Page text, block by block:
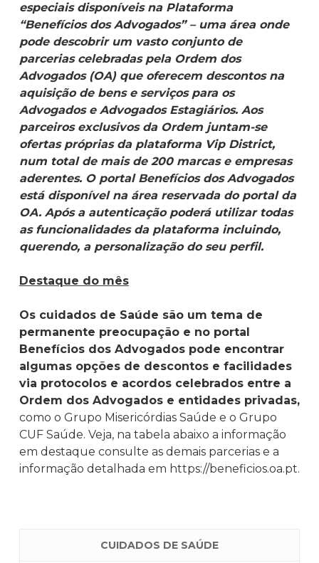
especiais disponíveis na Plataforma
“Benefícios dos Advogados” – uma área onde
pode descobrir um vasto conjunto de
parcerias celebradas pela Ordem dos
Advogados (OA) que oferecem descontos na
aquisição de bens e serviços para os
Advogados e Advogados Estagiários. Aos
parceiros exclusivos da Ordem juntam-se
ofertas próprias da plataforma Vip District,
num total de mais de 200 marcas e empresas
aderentes. O portal Benefícios dos Advogados
está disponível na área reservada do portal da
OA. Após a autenticação poderá utilizar todas
as funcionalidades da plataforma incluindo,
querendo, a personalização do seu perfil.
Destaque do mês
Os cuidados de Saúde são um tema de
permanente preocupação e no portal
Benefícios dos Advogados pode encontrar
algumas opções de descontos e facilidades
via protocolos e acordos celebrados entre a
Ordem dos Advogados e entidades privadas,
como o Grupo Misericórdias Saúde e o Grupo
CUF Saúde. Veja, na tabela abaixo a informação
em destaque consulte as demais parcerias e a
informação detalhada em https://beneficios.oa.pt.
CUIDADOS DE SAÚDE